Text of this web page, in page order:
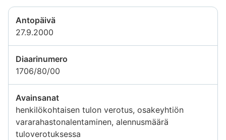
Antopäivä
27.9.2000
Diaarinumero
1706/80/00
Avainsanat
henkilökohtaisen tulon verotus, osakeyhtiön
vararahastonalentaminen, alennusmäärä
tuloverotuksessa